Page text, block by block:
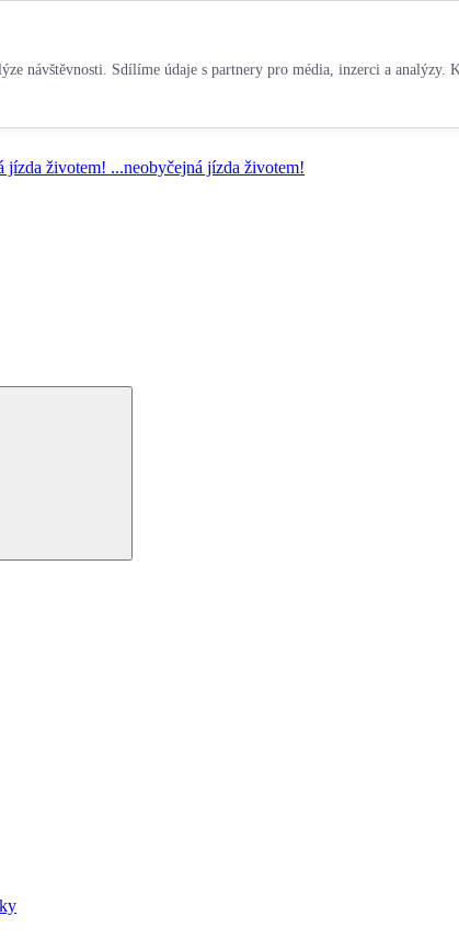
návštěvnosti. Sdílíme údaje s partnery pro média, inzerci a analýzy.
jízda životem! ...neobyčejná jízda životem!